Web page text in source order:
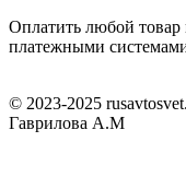
Оплатить любой
платежными
© 2023-2025
Гаврилова А.М